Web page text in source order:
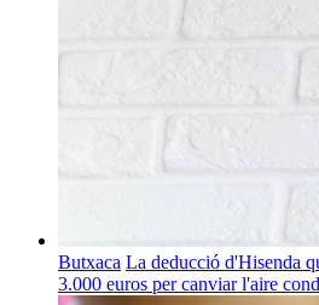
Butxaca La deducció d'Hisenda
3.000 euros per canviar l'aire